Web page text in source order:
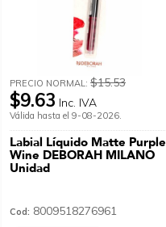
PRECIO NORMAL:$15.53
$9.63 Inc. IVA
Válida hasta el 9-08-2026.
Labial Líquido Matte Purple
Wine DEBORAH MILANO
Unidad
Cod: 8009518276961